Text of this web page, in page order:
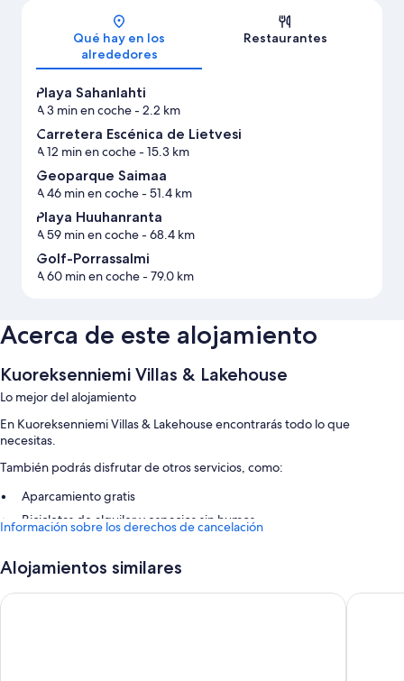
Qué hay en los
alrededores
Restaurantes
Playa Sahanlahti
A 3 min en coche- 2.2 km
Carretera Escénica de Lietvesi
A 12 min en coche- 15.3 km
Geoparque Saimaa
A 46 min en coche- 51.4 km
Playa Huuhanranta
A 59 min en coche- 68.4 km
Golf-Porrassalmi
A 60 min en coche- 79.0 km
Acerca de este alojamiento
Kuoreksenniemi Villas & Lakehouse
Lo mejor del alojamiento
En Kuoreksenniemi Villas & Lakehouse encontrarás todo lo que
necesitas.
También podrás disfrutar de otros servicios, como:
Aparcamiento gratis
Bicicletas de alquiler y espacios sin humos
Información sobre los derechos de cancelación
Alojamientos similares
Oulu Hotelli Apartments Nallikari